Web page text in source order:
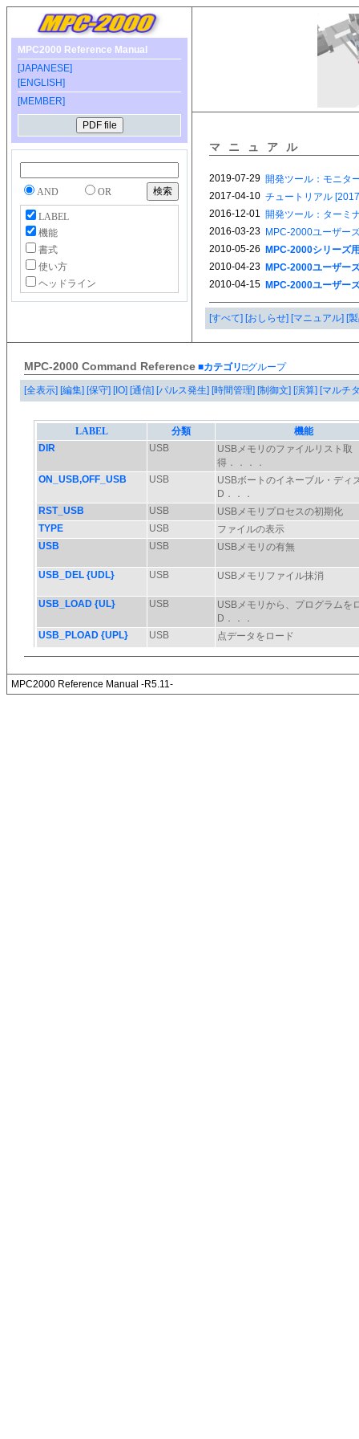
MPC2000 Reference Manual
[JAPANESE]
[ENGLISH]
[MEMBER]
AND OR
LABEL
機能
書式
使い方
ヘッドライン
マニュアル
[すべて] [おしらせ] [マニュアル] [
MPC-2000 Command Reference ■カテゴリ□グループ
[全表示] [編集] [保守] [IO] [通信] [パルス発生] [時間管理] [制御文] [演算] [マルチ
MPC2000 Reference Manual -R5.11-